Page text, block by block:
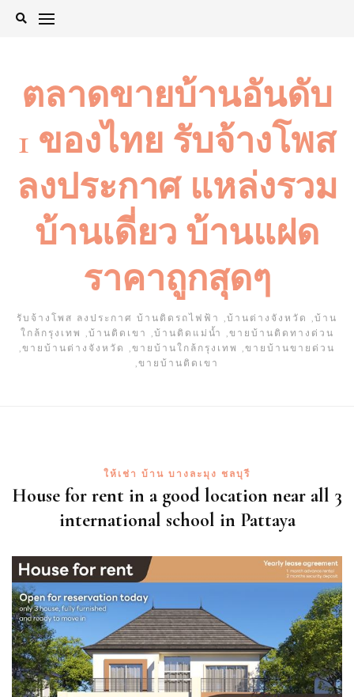
Skip
ตลาดขายบ้านอันดับ
1 ของไทย รับจ้างโพส
ลงประกาศ แหล่งรวม
บ้านเดี่ยว บ้านแฝด
ราคาถูกสุดๆ
รับจ้างโพส ลงประกาศ บ้านติดรถไฟฟ้า ,บ้านต่างจังหวัด ,บ้าน
ใกล้กรุงเทพ ,บ้านติดเขา ,บ้านติดแม่น้ำ ,ขายบ้านติดทางด่วน
,ขายบ้านต่างจังหวัด ,ขายบ้านใกล้กรุงเทพ ,ขายบ้านขายด่วน
,ขายบ้านติดเขา
ให้เช่า บ้าน บางละมุง ชลบุรี
House for rent in a good location near all 3
international school in Pattaya